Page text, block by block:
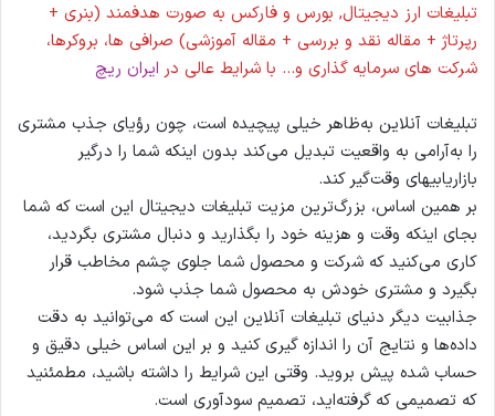
تبلیغات ارز دیجیتال, بورس و فارکس به صورت هدفمند (بنری +
رپرتاژ + مقاله نقد و بررسی + مقاله آموزشی) صرافی ها، بروکرها،
شرکت های سرمایه گذاری و… با شرایط عالی در ایران ریچ
تبلیغات آنلاین به‌ظاهر خیلی پیچیده است، چون رؤیای جذب مشتری
را به‌آرامی به واقعیت تبدیل می‌کند بدون اینکه شما را درگیر
بازاریابی‎های وقت‌گیر کند.
بر همین اساس، بزرگ‌ترین مزیت تبلیغات دیجیتال این است که شما
بجای اینکه وقت و هزینه خود را بگذارید و دنبال مشتری بگردید،
کاری می‌کنید که شرکت و محصول شما جلوی چشم مخاطب قرار
بگیرد و مشتری خودش به محصول شما جذب شود.
جذابیت دیگر دنیای تبلیغات آنلاین این است که می‌توانید به دقت
داده‌ها و نتایج آن را اندازه گیری کنید و بر این اساس خیلی دقیق و
حساب شده پیش بروید. وقتی این شرایط را داشته باشید، مطمئنید
که تصمیمی که گرفته‌اید، تصمیم سودآوری است.